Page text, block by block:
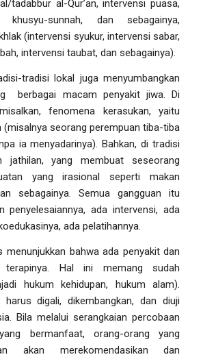
/tadabbural-Qur’an, intervensi puasa,
sunnah, dan sebagainya,
(intervensi syukur, intervensi sabar,
intervensi taubat, dan sebagainya).
tradisi lokal juga menyumbangkan
berbagai macam penyakit jiwa. Di
fenomena kerasukan, yaitu
(misalnya seorang perempuan tiba-tiba
ia menyadarinya). Bahkan, di tradisi
jathilan, yang membuat seseorang
yang irasional seperti makan
sebagainya. Semua gangguan itu
penyelesaiannya, ada intervensi, ada
ada pelatihannya.
menunjukkan bahwa ada penyakit dan
Hal ini memang sudah
hukum kehidupan, hukum alam).
digali, dikembangkan, dan diuji
Bila melalui serangkaian percobaan
bermanfaat, orang-orang yang
akan merekomendasikan dan